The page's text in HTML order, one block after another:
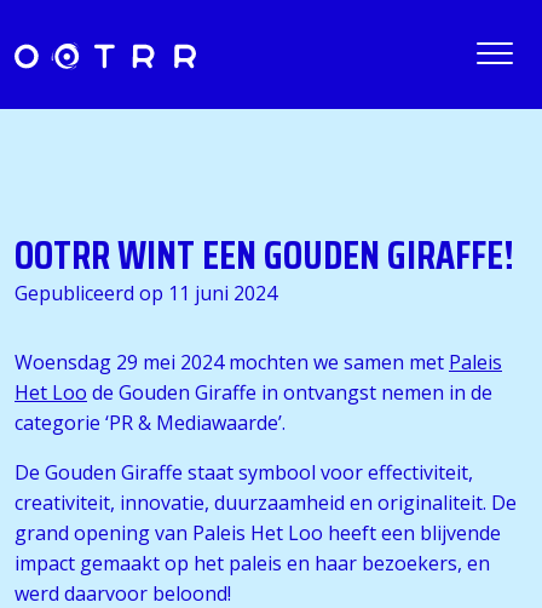
OOTRR WINT EEN GOUDEN GIRAFFE!
Gepubliceerd op 11 juni 2024
Woensdag 29 mei 2024 mochten we samen met Paleis
Het Loo de Gouden Giraffe in ontvangst nemen in de
categorie ‘PR & Mediawaarde’.
De Gouden Giraffe staat symbool voor effectiviteit,
creativiteit, innovatie, duurzaamheid en originaliteit. De
grand opening van Paleis Het Loo heeft een blijvende
impact gemaakt op het paleis en haar bezoekers, en
werd daarvoor beloond!